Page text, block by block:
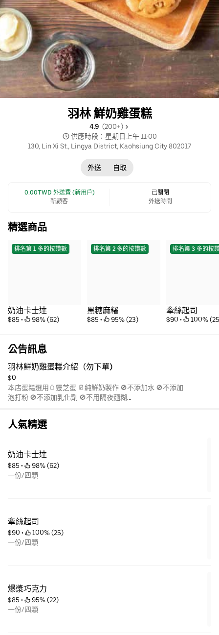
羽林 鮮奶雞蛋糕
4.9 (200+)
供應時段：星期日上午 11:00
130, Lin Xi St., Lingya District, Kaohsiung City 802017
外送 自取
0.00TWD 外送費 (新用戶)
新顧客
已關閉
外送時間
精選商品
排名第 1 多的按讚數
奶油卡士達
$85 • 98% (62)
排名第 2 多的按讚數
黑糖麻糬
$85 • 95% (23)
排名第 3 多的按
牽絲起司
$90 • 100%
公告訊息
羽林鮮奶雞蛋糕介紹（勿下單)
$0
本店蛋糕選用🥚靈芝蛋 🥛純鮮奶製作 🚫不添加水 🚫不添加
泡打粉 🚫不添加乳化劑 🚫不用隔夜麵糊
人氣精選
奶油卡士達
$85 •
98% (62)
一份/四顆
牽絲起司
$90 •
100% (25)
一份/四顆
爆漿巧克力
$85 •
95% (22)
一份/四顆